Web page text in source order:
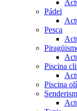
Pádel
Pesca
Piscina
Piscina